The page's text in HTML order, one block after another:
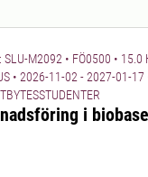
du som student
identifiera och
för det
antas till kursen
har gjort en
med
M2092 • FÖ0500 • 15.0
• 2026-11-02 - 2027-01-17
i